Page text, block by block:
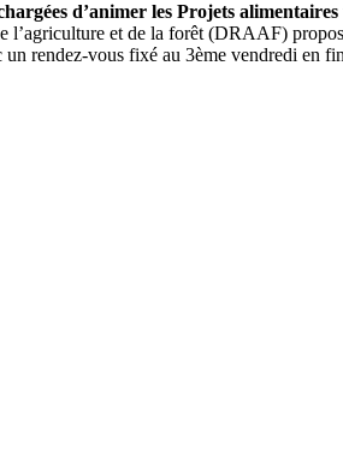
d’animer les Projets
l’agriculture et de la forêt (DRAAF)
rendez-vous fixé au 3ème vendredi en